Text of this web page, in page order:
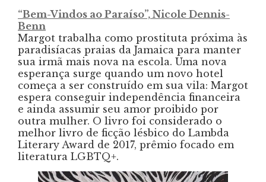
“Bem-Vindos ao Paraíso”, Nicole Dennis-
Benn
Margot trabalha como prostituta próxima às
paradisíacas praias da Jamaica para manter
sua irmã mais nova na escola. Uma nova
esperança surge quando um novo hotel
começa a ser construído em sua vila: Margot
espera conseguir independência financeira
e ainda assumir seu amor proibido por
outra mulher. O livro foi considerado o
melhor livro de ficção lésbico do Lambda
Literary Award de 2017, prêmio focado em
literatura LGBTQ+.